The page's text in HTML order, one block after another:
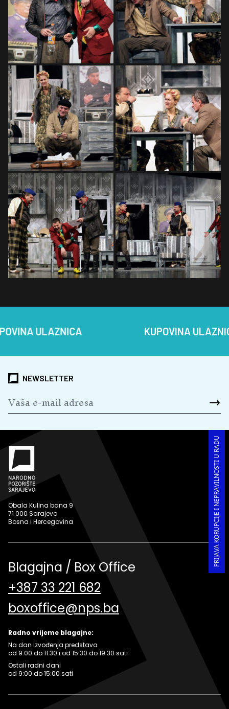
ULAZNICA KUPOVINA ULAZNICA
NEWSLETTER
PRIJAVA KORUPCIJE I NEPRAVILNOSTI U RADU
Obala Kulina bana 9
71 000 Sarajevo
Bosna i Hercegovina
Blagajna / Box Office
+387 33 221 682
boxoffice@nps.ba
Radno vrijeme blagajne:
Na dan izvođenja predstava
od 9:00 do 11:30 i od 15:30 do 19:30 sati
Ostali radni dani
od 9:00 do 15:00 sati